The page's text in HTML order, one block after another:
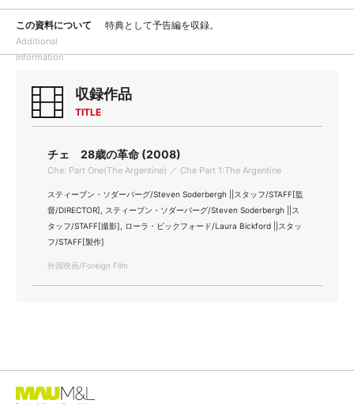
この資料について
Additional
Information
特典として予告編を収録。
収録作品
TITLE
チェ 28歳の革命 (2008)
Che: Part One(The Argentine) ／ Che Part 1:The Argentine
スティーブン・ソダーバーグ/Steven Soderbergh ||スタッフ/STAFF[監
督/DIRECTOR], スティーブン・ソダーバーグ/Steven Soderbergh ||ス
タッフ/STAFF[撮影], ローラ・ビックフォード/Laura Bickford ||スタッ
フ/STAFF[製作]
外国映画/Foreign Film